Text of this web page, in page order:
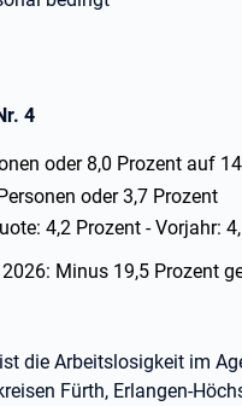
4
oder 8,0 Prozent auf
oder 3,7 Prozent
4,2 Prozent - Vorjahr:
Minus 19,5 Prozent
die Arbeitslosigkeit im
Fürth, Erlangen-